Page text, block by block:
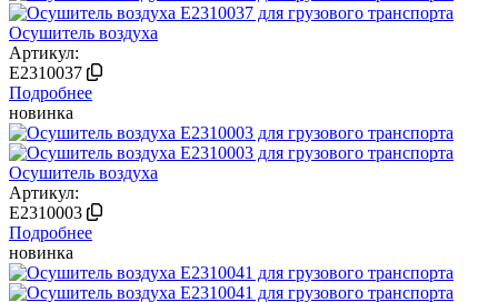
Осушитель воздуха
Артикул:
E2310037
Подробнее
новинка
Осушитель воздуха
Артикул:
E2310003
Подробнее
новинка